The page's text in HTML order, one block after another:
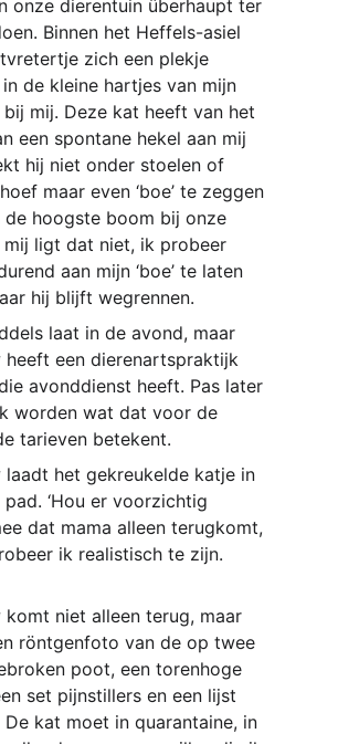
onze dierentuin überhaupt ter
Binnen het Heffels-asiel
zich een plekje
de kleine hartjes van mijn
mij. Deze kat heeft van het
een spontane hekel aan mij
hij niet onder stoelen of
maar even ‘boe’ te zeggen
de hoogste boom bij onze
mij ligt dat niet, ik probeer
aan mijn ‘boe’ te laten
hij blijft wegrennen.
laat in de avond, maar
heeft een dierenartspraktijk
avonddienst heeft. Pas later
worden wat dat voor de
tarieven betekent.
laadt het gekreukelde katje in
‘Hou er voorzichtig
dat mama alleen terugkomt,
ik realistisch te zijn.
komt niet alleen terug, maar
röntgenfoto van de op twee
poot, een torenhoge
set pijnstillers en een lijst
De kat moet in quarantaine, in